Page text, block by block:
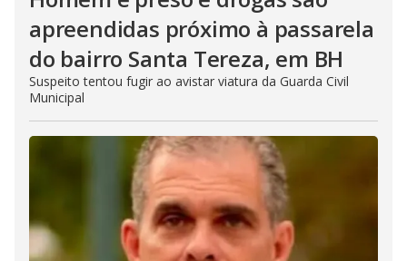
apreendidas próximo à passarela
do bairro Santa Tereza, em BH
Suspeito tentou fugir ao avistar viatura da Guarda Civil
Municipal